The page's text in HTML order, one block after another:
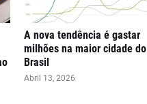
A nova tendência é gastar
milhões na maior cidade do
Brasil
Abril 13, 2026